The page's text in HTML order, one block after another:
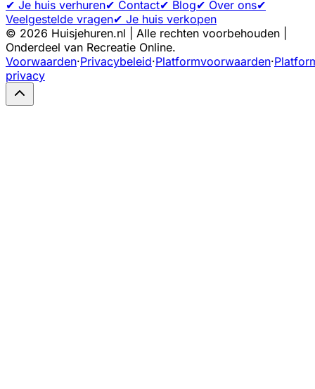
✔ Je huis verhuren✔ Contact✔ Blog✔ Over ons✔
Veelgestelde vragen✔ Je huis verkopen
© 2026 Huisjehuren.nl | Alle rechten voorbehouden |
Onderdeel van Recreatie Online.
Voorwaarden·Privacybeleid·Platformvoorwaarden·
privacy